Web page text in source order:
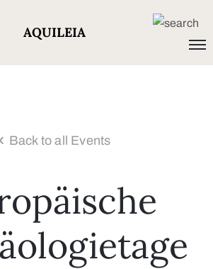
AQUILEIA
Back to all Events